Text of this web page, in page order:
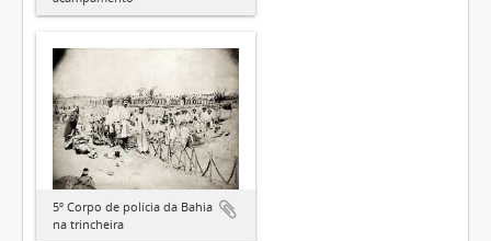
5º Corpo de polícia da Bahia
na trincheira